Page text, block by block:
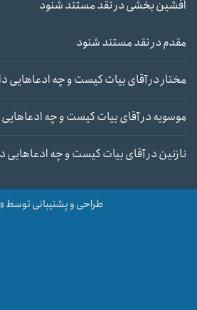
افشین بخشیدرنقد مستند شنود
مقدمدرنقد مستند شنود
مختاردرآقای بیات کیست و چه ادعاهایی
موسویهدرآقای بیات کیست و چه ادعاهایی
نازنیندرآقای بیات کیست و چه ادعاهایی
طراحی و پشتیبانی توسط